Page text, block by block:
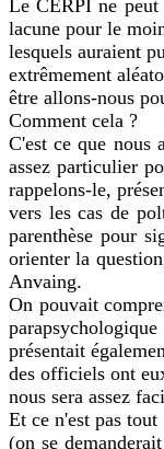
Le CERPI ne peut
lacune pour le
lesquels auraient
extrêmement
être allons-nous
Comment cela ?
C'est ce que nous
assez particulier
rappelons-le,
vers les cas de
parenthèse pour
orienter la
Anvaing.
On pouvait
présentait
des officiels ont
nous sera assez
Et ce n'est pas
(on se